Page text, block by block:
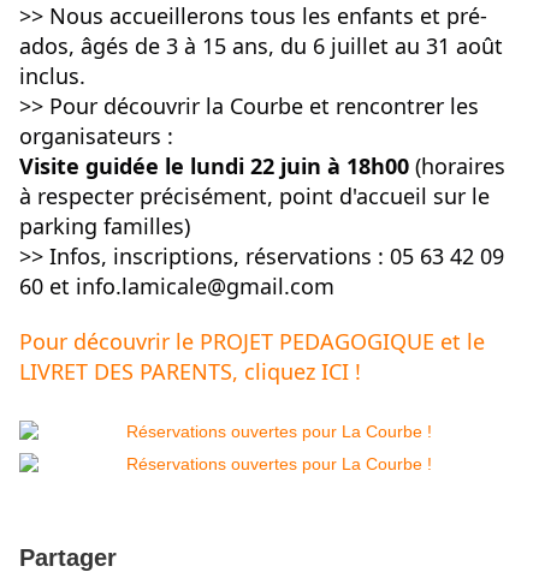
>> Nous accueillerons tous les enfants et pré-
ados, âgés de 3 à 15 ans, du 6 juillet au 31 août
inclus.
>> Pour découvrir la Courbe et rencontrer les
organisateurs :
Visite guidée le lundi 22 juin à 18h00 (horaires
à respecter précisément, point d'accueil sur le
parking familles)
>> Infos, inscriptions, réservations : 05 63 42 09
60 et info.lamicale@gmail.com
Pour découvrir le PROJET PEDAGOGIQUE et le
LIVRET DES PARENTS, cliquez ICI !
Partager